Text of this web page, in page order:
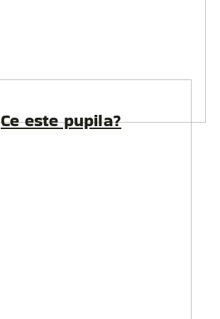
Ce este pupila?